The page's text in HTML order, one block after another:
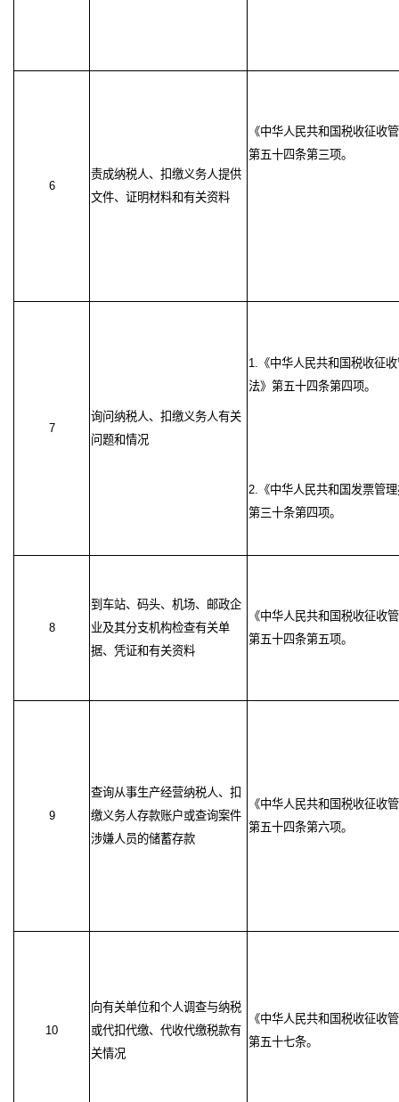
6
责成纳税人、扣缴义务人提供
文件、证明材料和有关资料
《中华人民共和国税收征收
第五十四条第三项。
7
询问纳税人、扣缴义务人有关
问题和情况
1.《中华人民共和国税收征
法》第五十四条第四项。
2.《中华人民共和国发票管
第三十条第四项。
8
到车站、码头、机场、邮政企
业及其分支机构检查有关单
据、凭证和有关资料
《中华人民共和国税收征收
第五十四条第五项。
9
查询从事生产经营纳税人、扣
缴义务人存款账户或查询案件
涉嫌人员的储蓄存款
《中华人民共和国税收征收
第五十四条第六项。
10
向有关单位和个人调查与纳税
或代扣代缴、代收代缴税款有
关情况
《中华人民共和国税收征收
第五十七条。